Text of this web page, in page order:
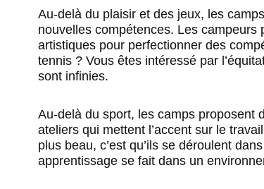
Au-delà du plaisir et des jeux, les
nouvelles compétences. Les campeurs
artistiques pour perfectionner des
tennis ? Vous êtes intéressé par
sont infinies.
Au-delà du sport, les camps proposent
ateliers qui mettent l’accent sur le
plus beau, c’est qu’ils se déroulent
apprentissage se fait dans un